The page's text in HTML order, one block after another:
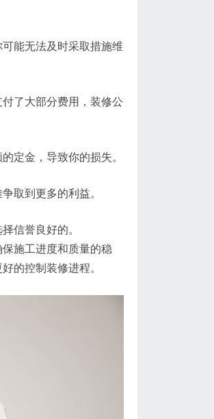
能无法及时采取措施维
了大部分费用，装修公
定金，导致你的损失。
取到更多的利益。
信誉良好的。
施工进度和质量的稳
的控制装修进程。